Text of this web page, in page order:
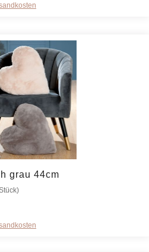
Gib den
grau 44cm